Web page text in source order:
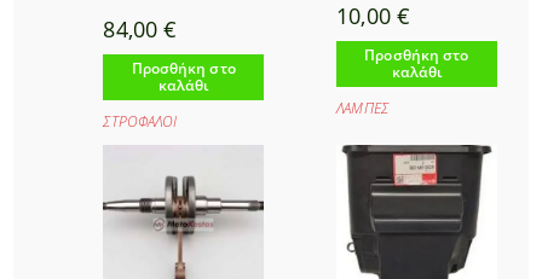
84,00€
Προσθήκη στο
καλάθι
ΣΤΡΟΦΑΛΟΙ
10,00 €
Προσθήκη στο
καλάθι
ΛΑΜΠΕΣ